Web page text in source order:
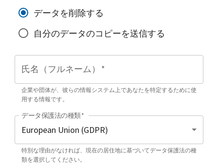
データを削除する
自分のデータのコピーを送信する
氏名（フルネーム） *
企業や団体が、彼らの情報システム上であなたを特定するために使
用する情報です。
データ保護法の種類*
特別な理由がなければ、現在の居住地に基づいてデータ保護法の種
類を選択してください。